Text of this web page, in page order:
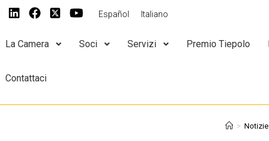
Español Italiano
La Camera Soci Servizi Premio Tiepolo
Contattaci
> Notizie